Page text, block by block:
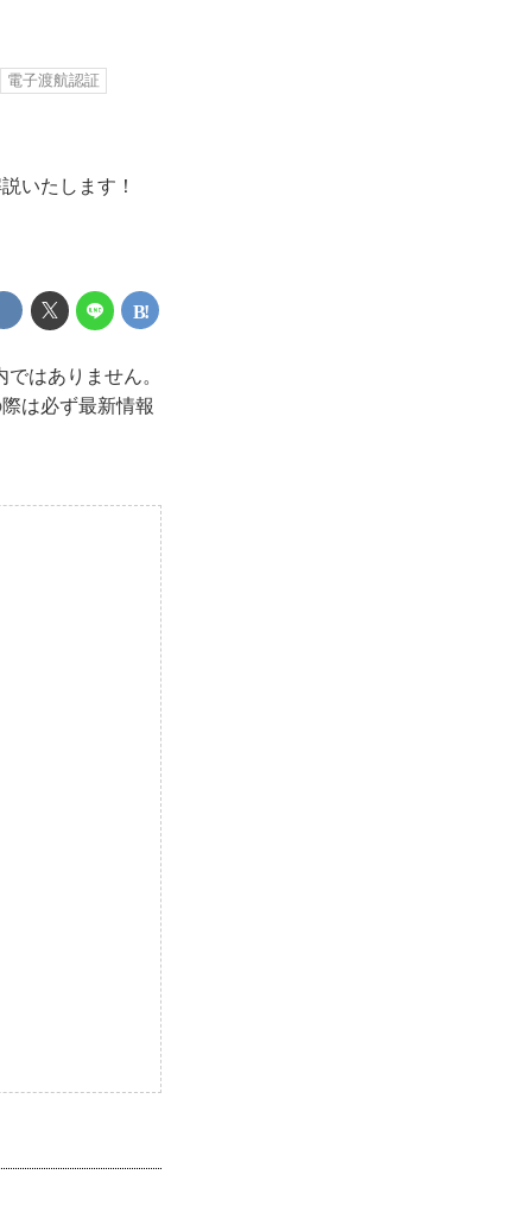
電子渡航認証
いたします！
はありません。
は必ず最新情報